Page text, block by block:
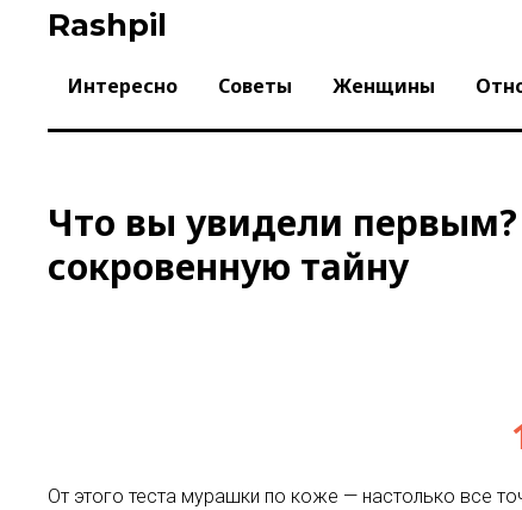
Rashpil
Интересно Советы Женщины
Что вы увидели
сокровенную тайну
От этого теста мурашки по коже — настолько все